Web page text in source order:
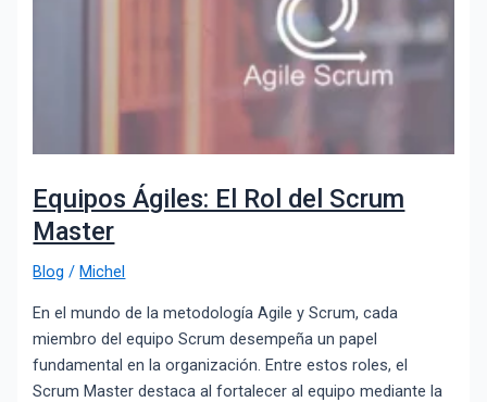
Equipos Ágiles: El Rol del Scrum
Master
Blog /Michel
En el mundo de la metodología Agile y Scrum, cada
miembro del equipo Scrum desempeña un papel
fundamental en la organización. Entre estos roles, el
Scrum Master destaca al fortalecer al equipo mediante la